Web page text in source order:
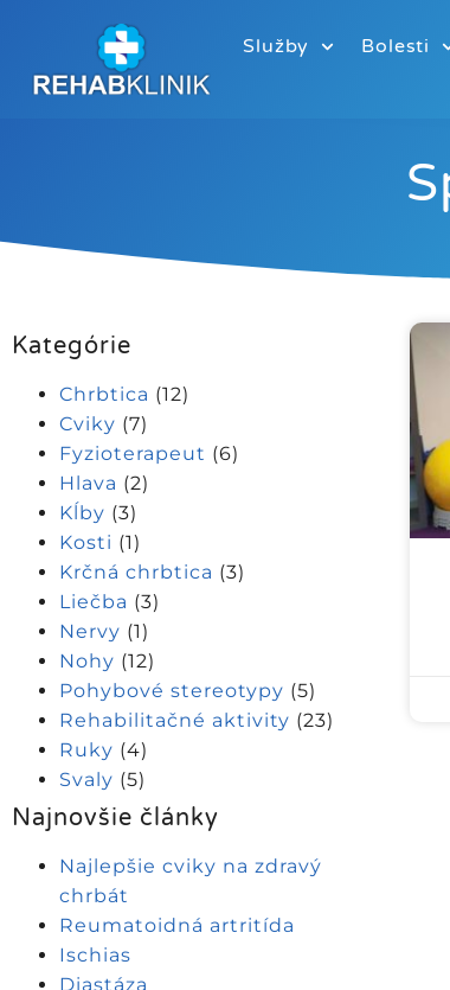
Služby Bolesti
Kategórie
Chrbtica (12)
Cviky (7)
Fyzioterapeut (6)
Hlava (2)
Kĺby (3)
Kosti (1)
Krčná chrbtica (3)
Liečba (3)
Nervy (1)
Nohy (12)
Pohybové stereotypy (5)
Rehabilitačné aktivity (23)
Ruky (4)
Svaly (5)
Najnovšie články
Najlepšie cviky na zdravý
chrbát
Reumatoidná artritída
Ischias
Diastáza